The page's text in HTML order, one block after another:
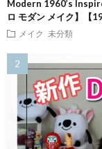
Modern 1960’s
ロ モダン メイク】【
メイク 未分類